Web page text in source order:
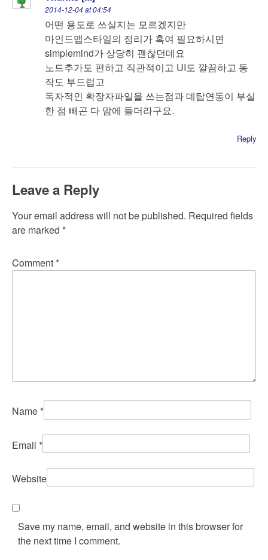
2014-12-04 at 04:54
어떤 용도로 쓰실지는 모르겠지만
마인드맵스타일의 정리가 혹여 필요하시면
simplemind가 상당히 괜찮던데요
노드추가도 편하고 직관적이고 UI도 깔끔하고 동
작도 부드럽고
독자적인 확장자파일을 쓰는점과 데탑연동이 부실
한 점 빼곤 다 맘에 들더라구요.
Reply
Leave a Reply
Your email address will not be published. Required fields
are marked *
Comment *
Name *
Email *
Website
Save my name, email, and website in this browser for
the next time I comment.